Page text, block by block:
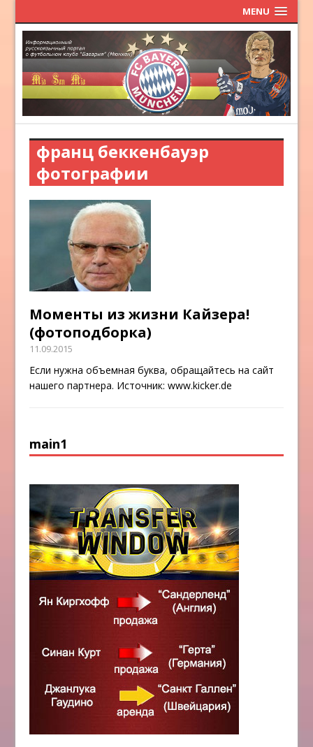
MENU
франц беккенбауэр
фотографии
Моменты из жизни Кайзера!
(фотоподборка)
11.09.2015
Если нужна объемная буква, обращайтесь на сайт
нашего партнера. Источник: www.kicker.de
main1